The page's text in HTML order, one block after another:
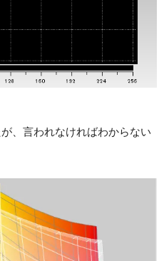
、言われなければわからない